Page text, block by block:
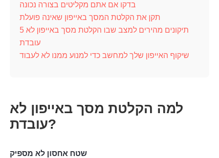
בדקו אם אתם מקליטים בצורה נכונה
תקן את הקלטת המסך באייפון שאינה פועלת
5 תיקונים מהירים למצב שבו הקלטת מסך באייפון לא
עובדת
שיקוף האייפון שלך למחשב כדי למנוע ממנו לא לעבוד
למה הקלטת מסך באייפון לא
עובדת?
שטח אחסון לא מספיק